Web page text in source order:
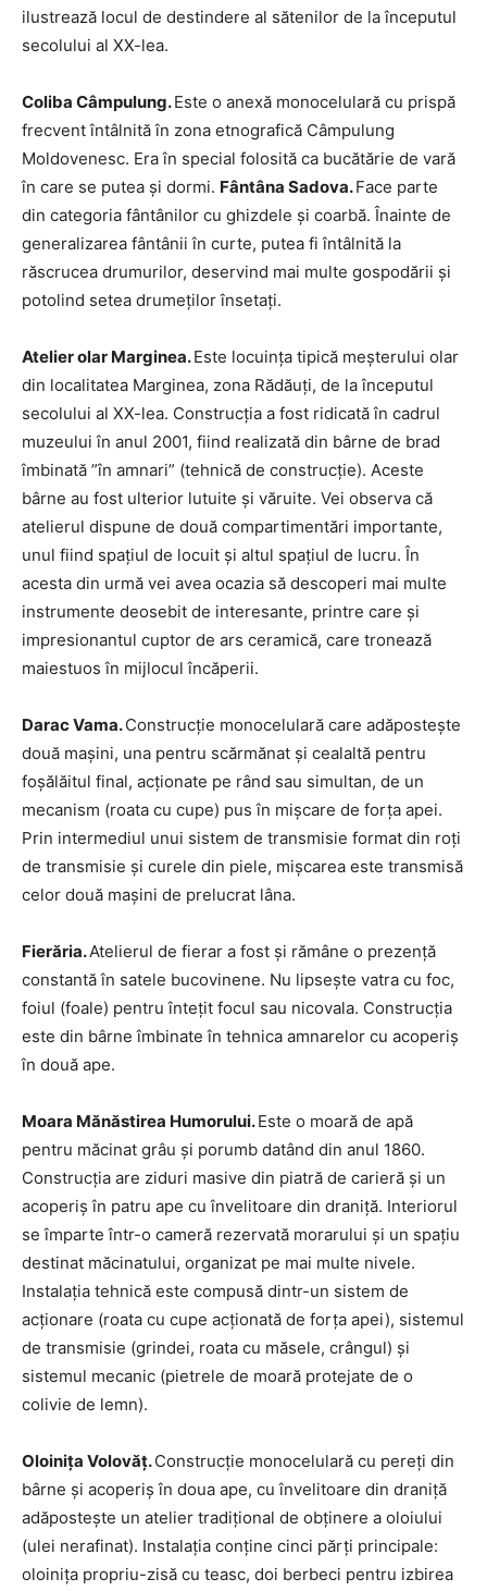
ilustrează locul de destindere al sătenilor de la începutul
secolului al XX-lea.
Coliba Câmpulung.Este o anexă monocelulară cu prispă
frecvent întâlnită în zona etnografică Câmpulung
Moldovenesc. Era în special folosită ca bucătărie de vară
în care se putea și dormi. Fântâna Sadova.Face parte
din categoria fântânilor cu ghizdele şi coarbă. Înainte de
generalizarea fântânii în curte, putea fi întâlnită la
răscrucea drumurilor, deservind mai multe gospodării şi
potolind setea drumeţilor însetaţi.
Atelier olar Marginea.Este locuința tipică meșterului olar
din localitatea Marginea, zona Rădăuți, de la începutul
secolului al XX-lea. Construcția a fost ridicată în cadrul
muzeului în anul 2001, fiind realizată din bârne de brad
îmbinată ”în amnari” (tehnică de construcție). Aceste
bârne au fost ulterior lutuite și văruite. Vei observa că
atelierul dispune de două compartimentări importante,
unul fiind spațiul de locuit și altul spațiul de lucru. În
acesta din urmă vei avea ocazia să descoperi mai multe
instrumente deosebit de interesante, printre care și
impresionantul cuptor de ars ceramică, care tronează
maiestuos în mijlocul încăperii.
Darac Vama.Construcţie monocelulară care adăposteşte
două maşini, una pentru scărmănat şi cealaltă pentru
foşălăitul final, acţionate pe rând sau simultan, de un
mecanism (roata cu cupe) pus în mişcare de forţa apei.
Prin intermediul unui sistem de transmisie format din roţi
de transmisie şi curele din piele, mişcarea este transmisă
celor două maşini de prelucrat lâna.
Fierăria.Atelierul de fierar a fost şi rămâne o prezenţă
constantă în satele bucovinene. Nu lipseşte vatra cu foc,
foiul (foale) pentru înteţit focul sau nicovala. Construcţia
este din bârne îmbinate în tehnica amnarelor cu acoperiş
în două ape.
Moara Mănăstirea Humorului.Este o moară de apă
pentru măcinat grâu şi porumb datând din anul 1860.
Construcţia are ziduri masive din piatră de carieră şi un
acoperiş în patru ape cu învelitoare din draniţă. Interiorul
se împarte într-o cameră rezervată morarului şi un spaţiu
destinat măcinatului, organizat pe mai multe nivele.
Instalaţia tehnică este compusă dintr-un sistem de
acţionare (roata cu cupe acţionată de forţa apei), sistemul
de transmisie (grindei, roata cu măsele, crângul) şi
sistemul mecanic (pietrele de moară protejate de o
colivie de lemn).
Oloiniţa Volovăţ.Construcţie monocelulară cu pereţi din
bârne şi acoperiş în doua ape, cu învelitoare din draniţă
adăposteşte un atelier tradiţional de obţinere a oloiului
(ulei nerafinat). Instalaţia conţine cinci părţi principale:
oloiniţa propriu-zisă cu teasc, doi berbeci pentru izbirea